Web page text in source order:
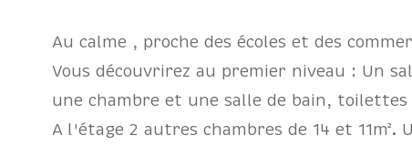
Au calme , proche des écoles et des
Vous découvrirez au premier niveau : Un
une chambre et une salle de bain, toilettes
A l'étage 2 autres chambres de 14 et 11m².